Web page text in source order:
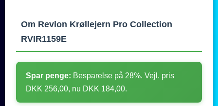
Om Revlon Krøllejern Pro Collection
RVIR1159E
Spar penge: Besparelse på 28%. Vejl. pris
DKK 256,00, nu DKK 184,00.